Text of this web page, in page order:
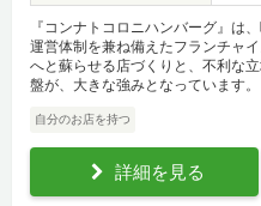
『コンナトコロニハンバーグ』は
運営体制を兼ね備えたフランチャ
へと蘇らせる店づくりと、不利な
盤が、大きな強みとなっています。
自分のお店を持つ
詳細を見る